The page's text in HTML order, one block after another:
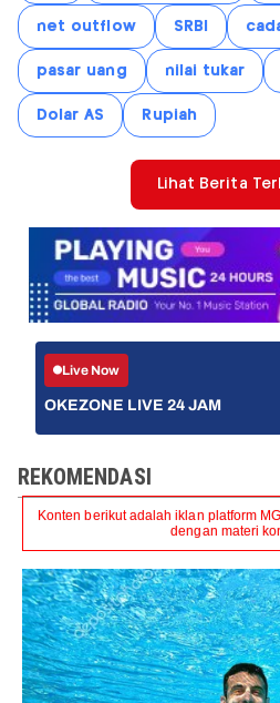
net outflow SRBI
pasar uang nilai tukar
Dolar AS Rupiah
Lihat Berita
Live Now
OKEZONE LIVE 24 JAM